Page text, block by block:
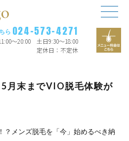
ら 024-573-4271
〜20:00 土日9:30〜18:00
定休日：不定休
月末までVIO脱毛体験が
？メンズ脱毛を「今」始めるべき納